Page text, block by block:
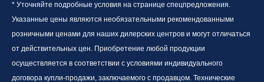
* Уточняйте подробные условия на странице спецпредложения.
Указанные цены являются необязательными рекомендованными
розничными ценами для наших дилерских центров и могут отличаться
от действительных цен. Приобретение любой продукции
осуществляется в соответствии с условиями индивидуального
договора купли-продажи, заключаемого с продавцом. Технические